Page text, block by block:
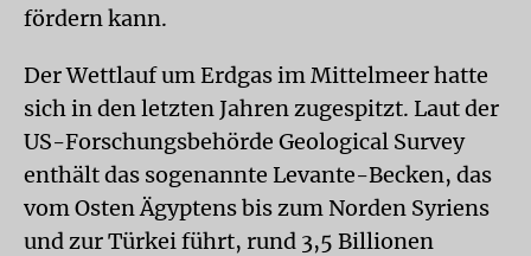
fördern kann.
Der Wettlauf um Erdgas im Mittelmeer hatte
sich in den letzten Jahren zugespitzt. Laut der
US-Forschungsbehörde Geological Survey
enthält das sogenannte Levante-Becken, das
vom Osten Ägyptens bis zum Norden Syriens
und zur Türkei führt, rund 3,5 Billionen